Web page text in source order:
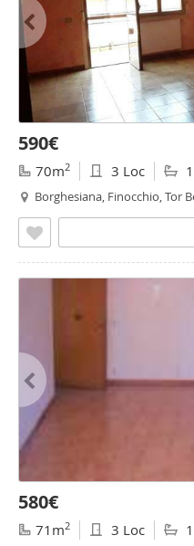
590€
70m2 3 Loc
Borghesiana, Finocchio, Tor
580€
71m2 3 Loc